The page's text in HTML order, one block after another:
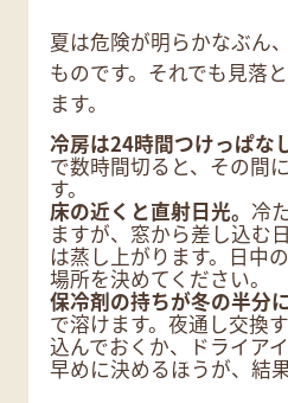
夏は危険が明らかなぶん
ものです。それでも見落
ます。
冷房は24時間つけっぱな
で数時間切ると、その間
す。
床の近くと直射日光。 冷
ますが、窓から差し込む
は蒸し上がります。日中
場所を決めてください。
保冷剤の持ちが冬の半分に
で溶けます。夜通し交換
込んでおくか、ドライア
早めに決めるほうが、結